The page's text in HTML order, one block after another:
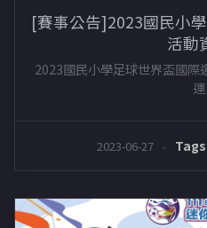
[賽事公告]2023國民小
活動
2023國民小學足球世界盃國際
運
2023-06-27